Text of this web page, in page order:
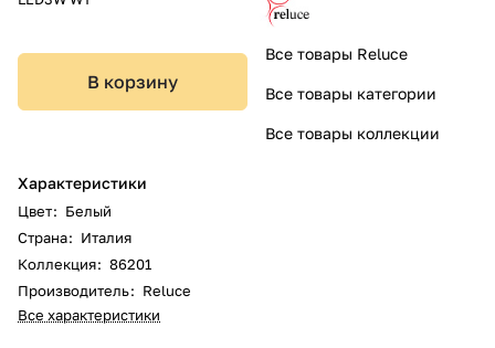
В корзину
Характеристики
Цвет: Белый
Страна: Италия
Коллекция: 86201
Производитель: Reluce
Все характеристики
Все товары Reluce
Все товары категории
Все товары коллекции